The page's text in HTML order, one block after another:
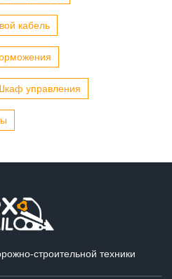
кабель
управления
строительной техники